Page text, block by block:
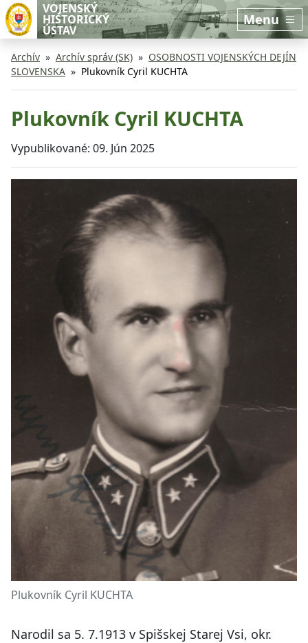
Preskočiť na hlavný obsah
Preskočiť na bočnú lištu
VOJENSKÝ
HISTORICKÝ
ÚSTAV
Menu
Archív Archív správ (SK)
OSOBNOSTI VOJENSKÝCH DEJÍN
SLOVENSKA
Plukovník Cyril KUCHTA
Plukovník Cyril KUCHTA
Vypublikované: 09. Jún 2025
Plukovník Cyril KUCHTA
Narodil sa 5. 7.1913 v Spišskej Starej Vsi, okr.